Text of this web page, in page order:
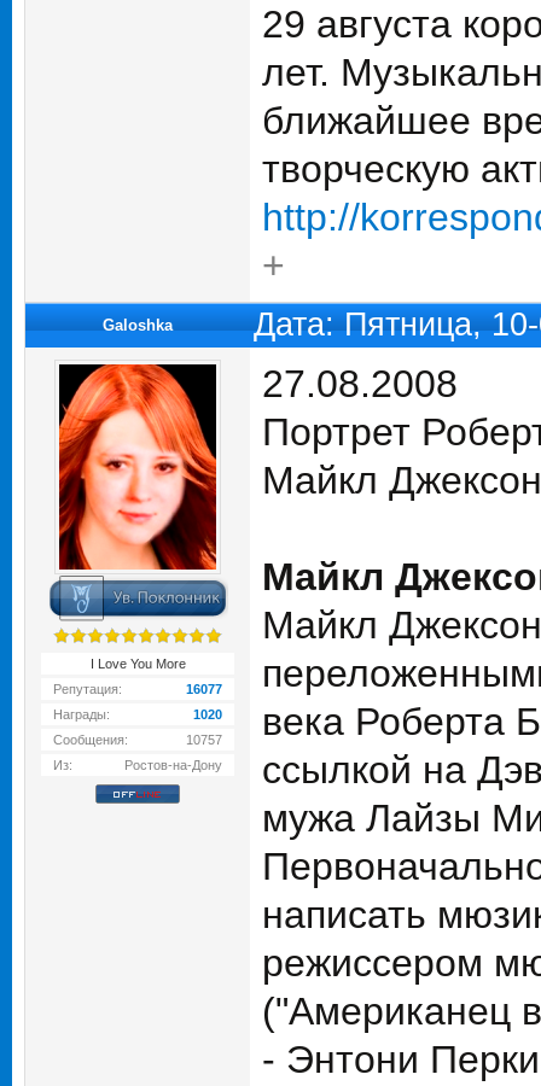
29 августа
лет.
ближайшее
творческую
http://
+
Galoshka Дата: Пятница,
I Love You More
Репутация:
16077
Награды:
1020
Сообщения:
10757
Из:
Ростов-на-Дону
27.08.2008
Портрет
Майкл
Майкл
Майкл
века Роберта
ссылкой на
мужа Лайзы
написать
режиссером
("Американец
- Энтони